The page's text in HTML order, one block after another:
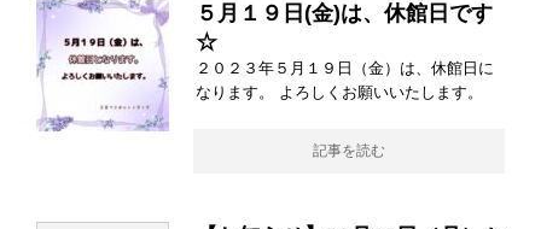
５月１９日(金)は、休館日です
☆
２０２３年５月１９日（金）は、休館日に
なります。 よろしくお願いいたします。
記事を読む